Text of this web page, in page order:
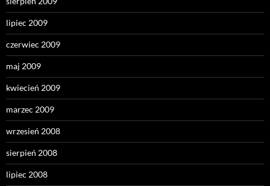
lipiec 2009
czerwiec 2009
maj 2009
kwiecień 2009
marzec 2009
wrzesień 2008
sierpień 2008
lipiec 2008